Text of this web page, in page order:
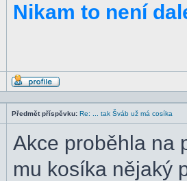
Nikam to není
Profil
Předmět příspěvku: Re: ... tak Šváb už má cosíka
Akce proběhla na
mu kosíka nějaký